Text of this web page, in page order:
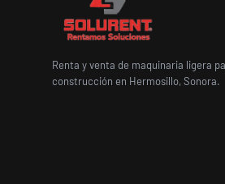
Renta y venta de maquinaria ligera
construcción en Hermosillo, Sonora.